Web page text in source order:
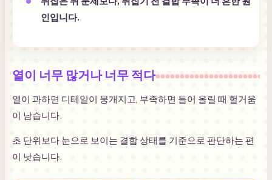
인입니다.
열이 너무 많거나 너무 적다
열이 과하면 디테일이 뭉개지고, 부족하면 들어 올릴 때 헐거움
이 남습니다.
초 단위보다 눈으로 보이는 결합 상태를 기준으로 판단하는 편
이 낫습니다.